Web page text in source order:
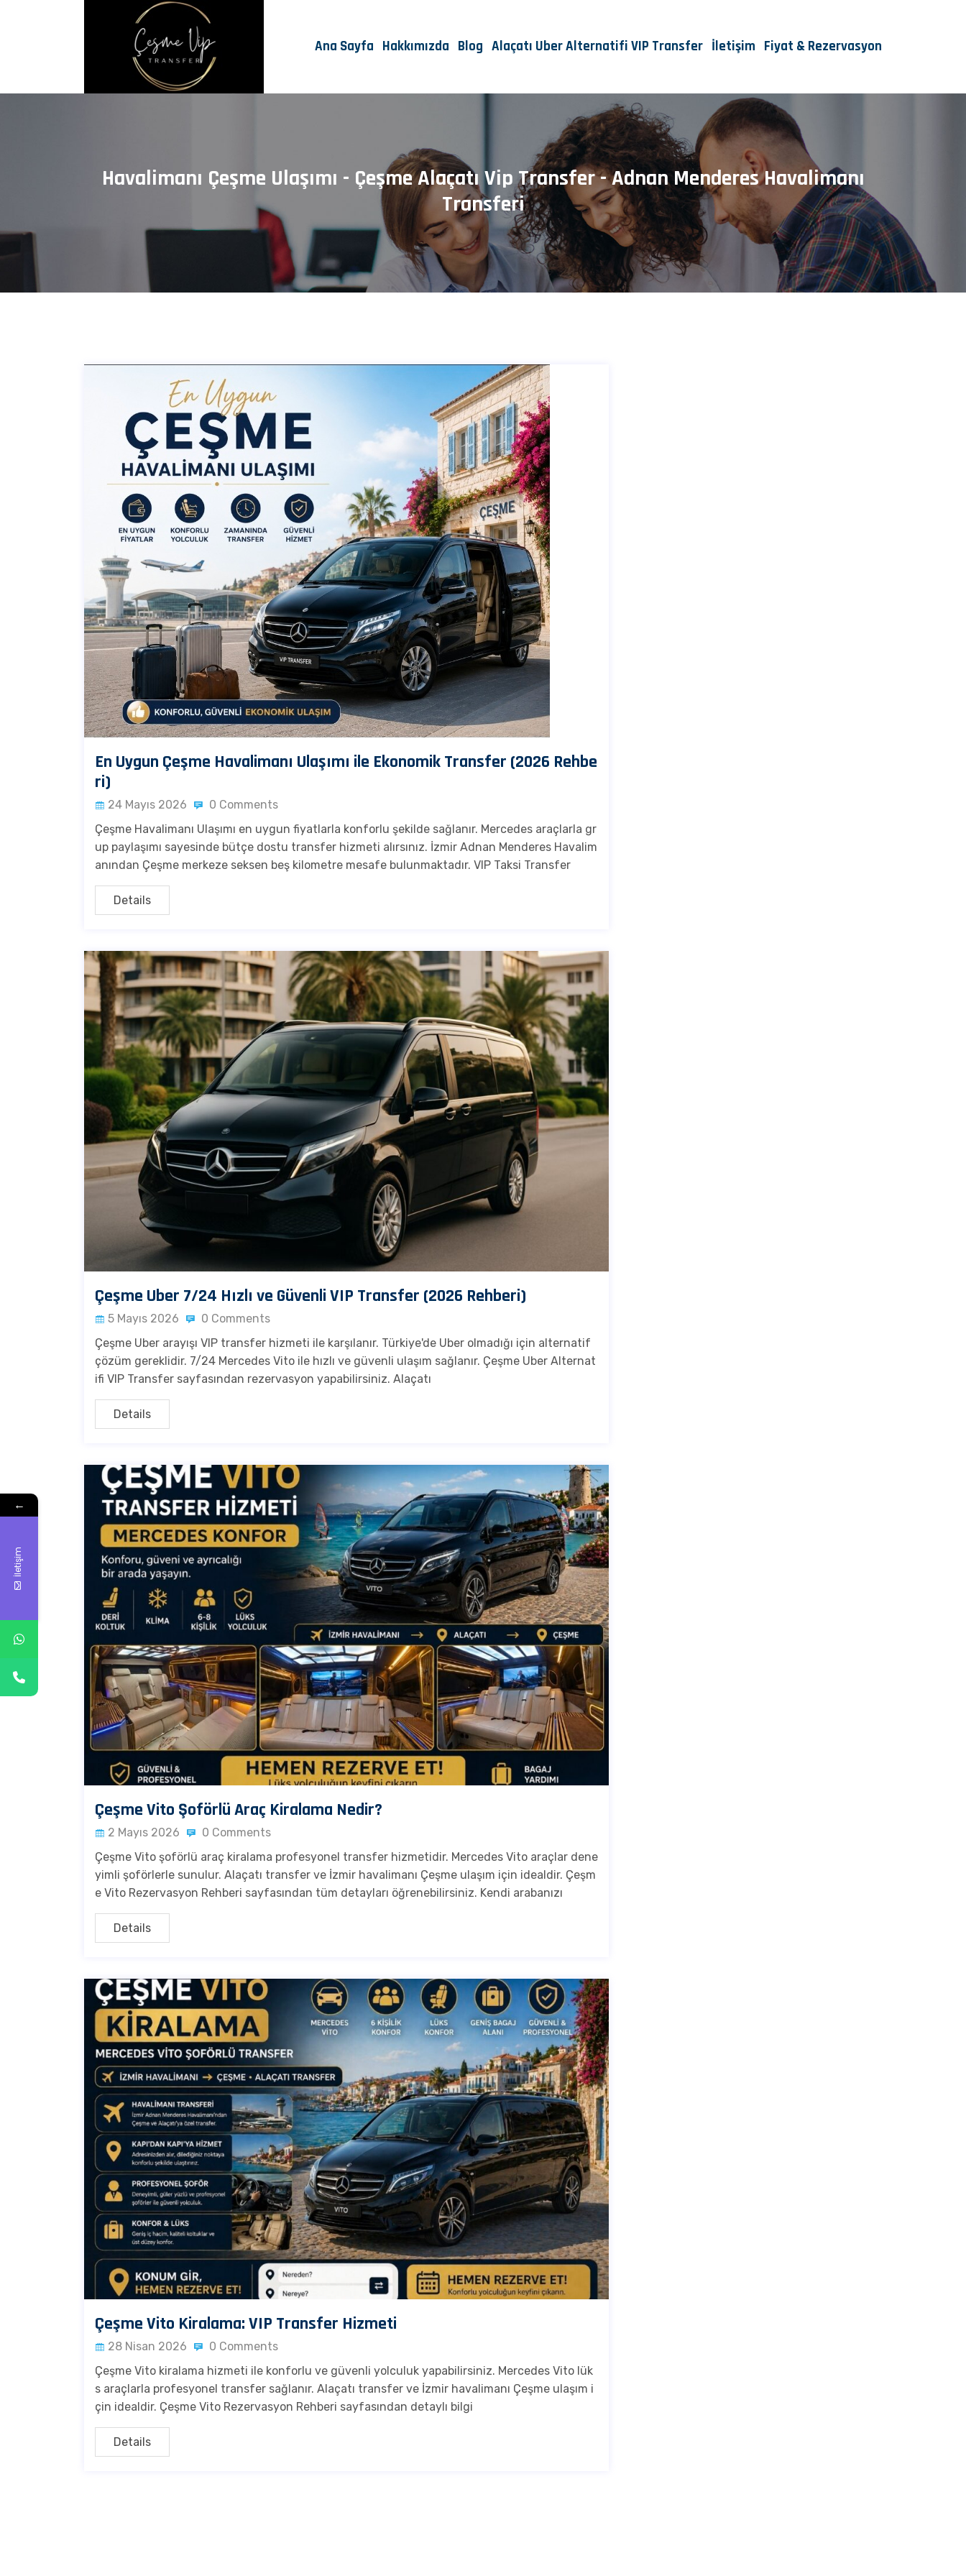
Ana Sayfa Hakkımızda Blog Alaçatı Uber Alternatifi VIP Transfer İletişim Fiyat & Rezervasyon
Havalimanı Çeşme Ulaşımı - Çeşme Alaçatı Vip Transfer - Adnan Menderes Havalimanı
Transferi
En Uygun Çeşme Havalimanı Ulaşımı ile Ekonomik Transfer (2026 Rehbe
ri)
24 Mayıs 2026
0 Comments
Çeşme Havalimanı Ulaşımı en uygun fiyatlarla konforlu şekilde sağlanır. Mercedes araçlarla gr
up paylaşımı sayesinde bütçe dostu transfer hizmeti alırsınız. İzmir Adnan Menderes Havalim
anından Çeşme merkeze seksen beş kilometre mesafe bulunmaktadır. VIP Taksi Transfer
Details
Çeşme Uber 7/24 Hızlı ve Güvenli VIP Transfer (2026 Rehberi)
5 Mayıs 2026
0 Comments
Çeşme Uber arayışı VIP transfer hizmeti ile karşılanır. Türkiye'de Uber olmadığı için alternatif
çözüm gereklidir. 7/24 Mercedes Vito ile hızlı ve güvenli ulaşım sağlanır. Çeşme Uber Alternat
ifi VIP Transfer sayfasından rezervasyon yapabilirsiniz. Alaçatı
Details
Çeşme Vito Şoförlü Araç Kiralama Nedir?
2 Mayıs 2026
0 Comments
Çeşme Vito şoförlü araç kiralama profesyonel transfer hizmetidir. Mercedes Vito araçlar dene
yimli şoförlerle sunulur. Alaçatı transfer ve İzmir havalimanı Çeşme ulaşım için idealdir. Çeşm
e Vito Rezervasyon Rehberi sayfasından tüm detayları öğrenebilirsiniz. Kendi arabanızı
Details
Çeşme Vito Kiralama: VIP Transfer Hizmeti
28 Nisan 2026
0 Comments
Çeşme Vito kiralama hizmeti ile konforlu ve güvenli yolculuk yapabilirsiniz. Mercedes Vito lük
s araçlarla profesyonel transfer sağlanır. Alaçatı transfer ve İzmir havalimanı Çeşme ulaşım i
çin idealdir. Çeşme Vito Rezervasyon Rehberi sayfasından detaylı bilgi
Details
←
İletişim